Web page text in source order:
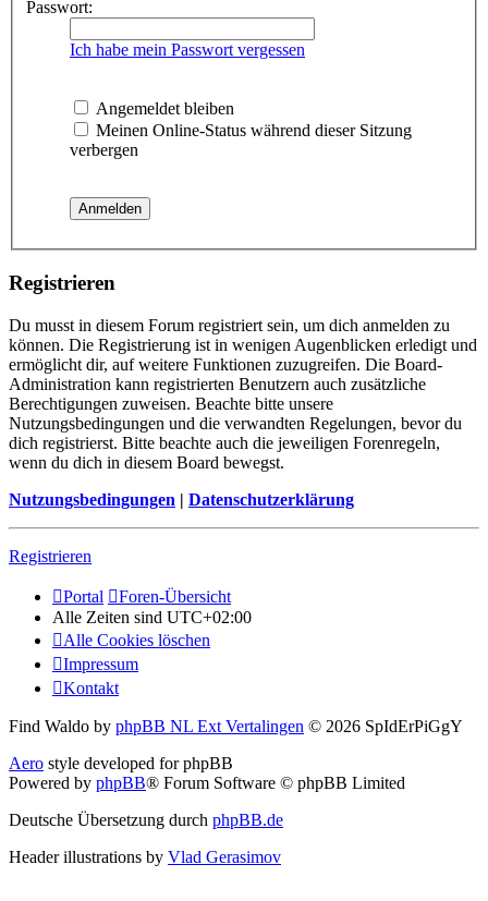
Passwort:
Ich habe mein Passwort vergessen
Angemeldet bleiben
Meinen Online-Status während dieser Sitzung
verbergen
Registrieren
Du musst in diesem Forum registriert sein, um dich anmelden zu
können. Die Registrierung ist in wenigen Augenblicken erledigt und
ermöglicht dir, auf weitere Funktionen zuzugreifen. Die Board-
Administration kann registrierten Benutzern auch zusätzliche
Berechtigungen zuweisen. Beachte bitte unsere
Nutzungsbedingungen und die verwandten Regelungen, bevor du
dich registrierst. Bitte beachte auch die jeweiligen Forenregeln,
wenn du dich in diesem Board bewegst.
Nutzungsbedingungen | Datenschutzerklärung
Registrieren
Portal
Foren-Übersicht
Alle Zeiten sind UTC+02:00
Alle Cookies löschen
Impressum
Kontakt
Find Waldo by phpBB NL Ext Vertalingen © 2026 SpIdErPiGgY
Aero style developed for phpBB
Powered by phpBB® Forum Software © phpBB Limited
Deutsche Übersetzung durch phpBB.de
Header illustrations by Vlad Gerasimov